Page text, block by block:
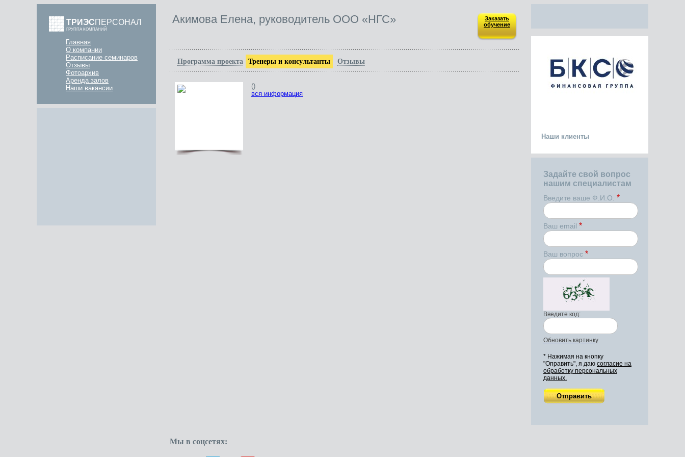
ТРИЭСПЕРСОНАЛ
ГРУППА КОМПАНИЙ
Главная
О компании
Расписание семинаров
Отзывы
Фотоархив
Аренда залов
Наши вакансии
Наши клиенты
Задайте свой вопрос
нашим специалистам
Введите ваше Ф.И.О. *
Ваш email *
Ваш вопрос *
Введите код:
Обновить картинку
* Нажимая на кнопку
"Оправить", я даю согласие на
обработку персональных
данных.
Акимова Елена, руководитель ООО «НГС»
Заказать
обучение
Программа проекта Тренеры и консультанты Отзывы
()
вся информация
Мы в соцсетях: